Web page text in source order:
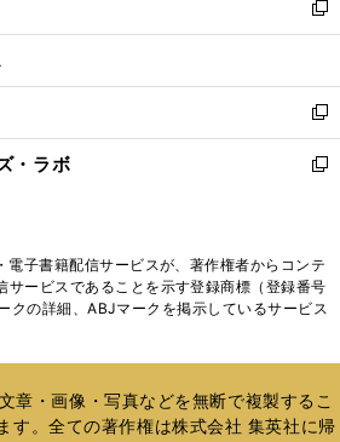
く
で
開
ド
ウ
開
く
ィ
ン
ウ
で
開
く
い
ウ
ン
ド
ウ
で
新
し
ウ
ィ
ン
ド
く
新
し
い
ド
ウ
で
・ラボ
新
ィ
ン
ド
開
く
子書籍配信サービスが、著作権者からコンテ
サービスであることを示す登録商標（登録番号
クの詳細、ABJマークを掲示しているサービス
章・画像・写真などを無断で複製するこ
す。全ての著作権は株式会社 集英社に帰